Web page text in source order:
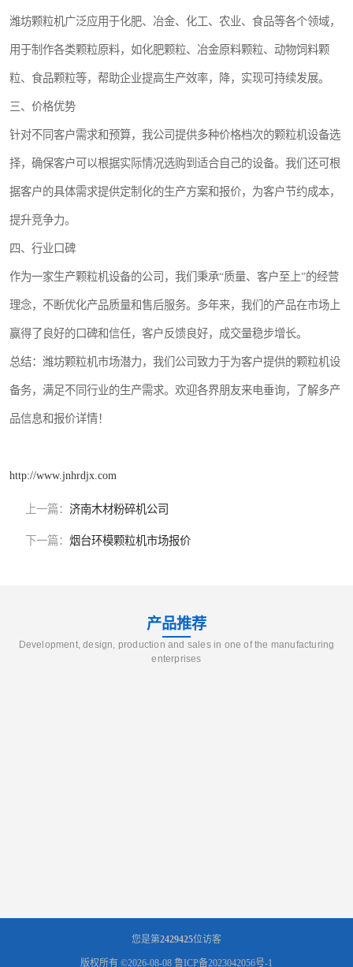
潍坊颗粒机广泛应用于化肥、冶金、化工、农业、食品等各个领域，
用于制作各类颗粒原料，如化肥颗粒、冶金原料颗粒、动物饲料颗
粒、食品颗粒等，帮助企业提高生产效率，降，实现可持续发展。
三、价格优势
针对不同客户需求和预算，我公司提供多种价格档次的颗粒机设备选
择，确保客户可以根据实际情况选购到适合自己的设备。我们还可根
据客户的具体需求提供定制化的生产方案和报价，为客户节约成本，
提升竞争力。
四、行业口碑
作为一家生产颗粒机设备的公司，我们秉承“质量、客户至上”的经营
理念，不断优化产品质量和售后服务。多年来，我们的产品在市场上
赢得了良好的口碑和信任，客户反馈良好，成交量稳步增长。
总结：潍坊颗粒机市场潜力，我们公司致力于为客户提供的颗粒机设
备务，满足不同行业的生产需求。欢迎各界朋友来电垂询，了解多产
品信息和报价详情！
http://www.jnhrdjx.com
上一篇： 济南木材粉碎机公司
下一篇： 烟台环模颗粒机市场报价
产品推荐
Development, design, production and sales in one of the manufacturing
enterprises
您是第2429425位访客
版权所有 ©2026-08-08 鲁ICP备2023042056号-1